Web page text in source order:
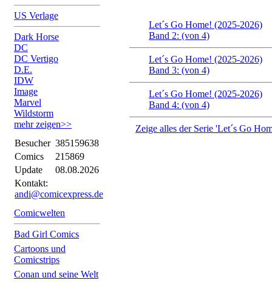
US Verlage
Dark Horse
DC
DC Vertigo
D.E.
IDW
Image
Marvel
Wildstorm
mehr zeigen>>
Besucher 385159638
Comics
215869
Update
08.08.2026
Kontakt:
andi@comicexpress.de
Comicwelten
Bad Girl Comics
Cartoons und
Comicstrips
Conan und seine Welt
Let´s Go Home! (2025-2026)
Band 2: (von 4)
Let´s Go Home! (2025-2026)
Band 3: (von 4)
Let´s Go Home! (2025-2026)
Band 4: (von 4)
Zeige alles der Serie 'Let´s Go